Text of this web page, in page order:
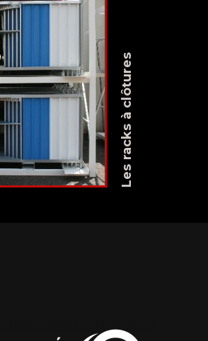
Les racks à clôtures